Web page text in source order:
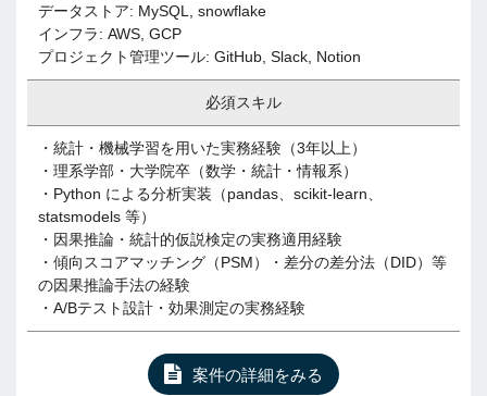
データストア: MySQL, snowflake
インフラ: AWS, GCP
プロジェクト管理ツール: GitHub, Slack, Notion
必須スキル
・統計・機械学習を用いた実務経験（3年以上）
・理系学部・大学院卒（数学・統計・情報系）
・Python による分析実装（pandas、scikit-learn、
statsmodels 等）
・因果推論・統計的仮説検定の実務適用経験
・傾向スコアマッチング（PSM）・差分の差分法（DID）等
の因果推論手法の経験
・A/Bテスト設計・効果測定の実務経験
案件の詳細をみる